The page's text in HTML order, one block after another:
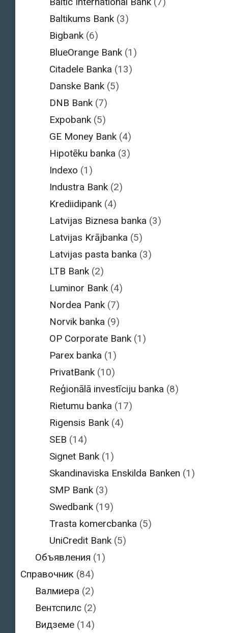
Baltikums Bank (3)
Bigbank (6)
BlueOrange Bank (1)
Citadele Banka (13)
Danske Bank (5)
DNB Bank (7)
Expobank (5)
GE Money Bank (4)
Hipotēku banka (3)
Indexo (1)
Industra Bank (2)
Krediidipank (4)
Latvijas Biznesa banka (3)
Latvijas Krājbanka (5)
Latvijas pasta banka (3)
LTB Bank (2)
Luminor Bank (4)
Nordea Pank (7)
Norvik banka (9)
OP Corporate Bank (1)
Parex banka (1)
PrivatBank (10)
Reģionālā investīciju banka (8)
Rietumu banka (17)
Rigensis Bank (4)
SEB (14)
Signet Bank (1)
Skandinaviska Enskilda Banken (1)
SMP Bank (3)
Swedbank (19)
Trasta komercbanka (5)
UniCredit Bank (5)
Объявления (1)
Справочник (84)
Валмиера (2)
Вентспилс(2)
Видземе(14)